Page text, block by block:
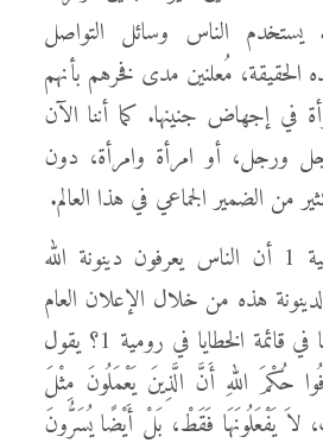
الناس وسائل التواصل
الحقيقة، مُعلنين مدى فخرهم بأنهم
في إجهاض جنينها. كما أننا الآن
ورجل، أو امرأة وامرأة، دون
من الضمير الجماعي في هذا العالم.
يخبرنا بولس في رومية 1 أن الناس يعرفون دينونة الله
هذه من خلال الإعلان العام
المباشر. ما هو أسوء ما في قائمة الخطايا في رومية 1؟ يقول
حُكْمَ اللهِ أَنَّ الَّذِينَ يَعْمَلُونَ مِثْلَ
لاَ يَفْعَلُونَهَا فَقَطْ، بَلْ أَيْضًا يُسَرُّونَ